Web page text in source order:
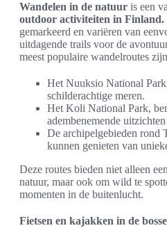
Wandelen in de natuur is een
outdoor activiteiten in Finland.
gemarkeerd en variëren van
uitdagende trails voor de
meest populaire wandelroutes
Het Nuuksio National
schilderachtige meren.
Het Koli National Park,
adembenemende
De archipelgebieden rond
kunnen genieten van
Deze routes bieden niet alleen
natuur, maar ook om wild te
momenten in de buitenlucht.
Fietsen en kajakken in de